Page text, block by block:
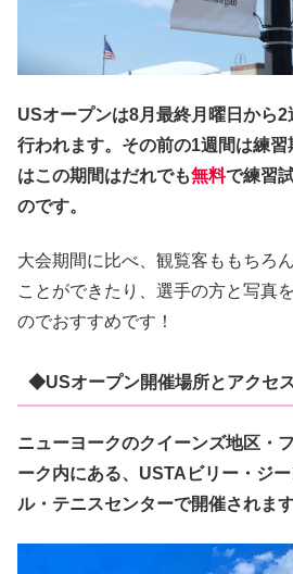
USオープンは8月最終月曜日から
行われます。その前の1週間は練
はこの期間はだれでも無料で練習
のです。
大会期間に比べ、観覧客ももちろ
ことができたり、選手の方と写真
のでおすすめです！
◆USオープン開催場所とアクセ
ニューヨークのクイーンズ地区・
ーク内にある、USTAビリー・ジ
ル・テニスセンターで開催されます